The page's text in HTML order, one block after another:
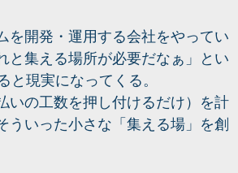
を開発・運用する会社をやってい
と集える場所が必要だなぁ」とい
現実になってくる。
いの工数を押し付けるだけ）を計
ういった小さな「集える場」を創